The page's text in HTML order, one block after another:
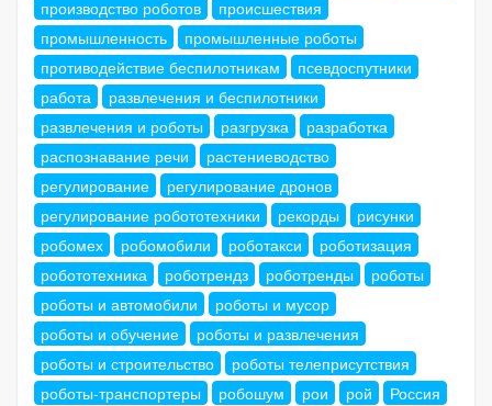
производство роботов
происшествия
промышленность
промышленные роботы
противодействие беспилотникам
псевдоспутники
работа
развлечения и беспилотники
развлечения и роботы
разгрузка
разработка
распознавание речи
растениеводство
регулирование
регулирование дронов
регулирование робототехники
рекорды
рисунки
робомех
робомобили роботакси
роботизация
робототехника
роботрендз роботренды
роботы
роботы и автомобили
роботы и мусор
роботы и обучение
роботы и развлечения
роботы и строительство
роботы телеприсутствия
роботы-транспортеры
робошум рои рой
Россия